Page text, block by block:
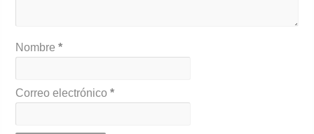
Nombre*
Correo electrónico*